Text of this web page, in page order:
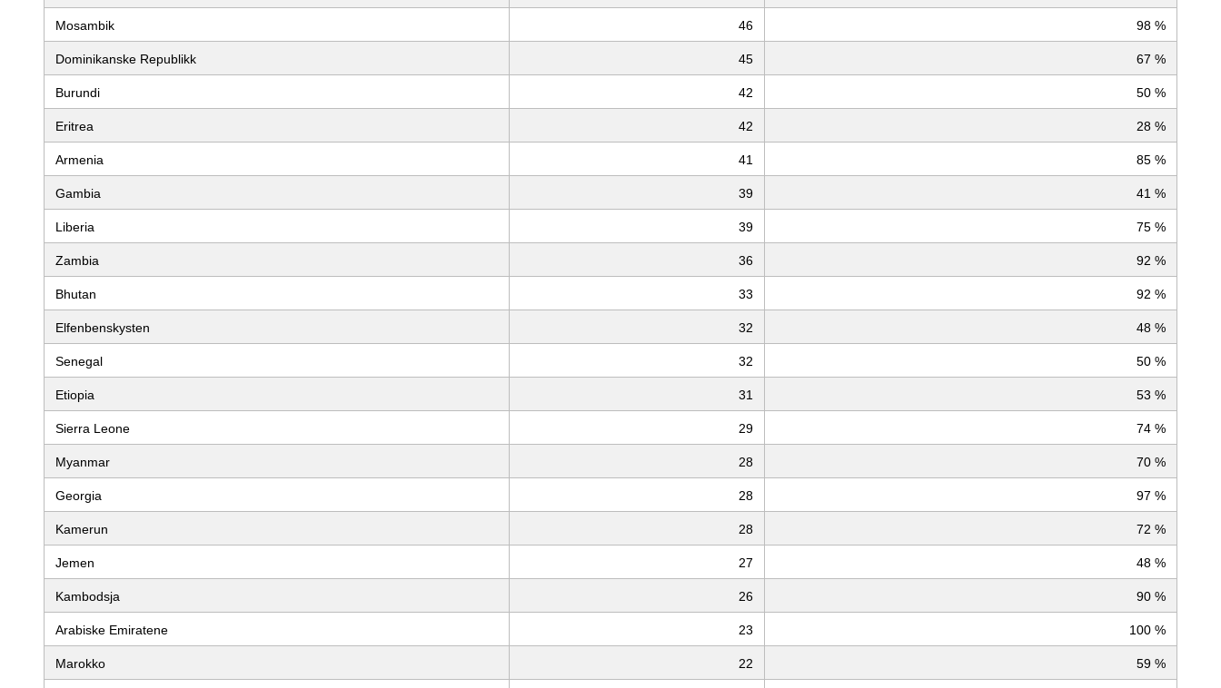
Mosambik 46 98 %
Dominikanske Republikk 45 67 %
Burundi 42 50 %
Eritrea 42 28 %
Armenia 41 85 %
Gambia 39 41 %
Liberia 39 75 %
Zambia 36 92 %
Bhutan 33 92 %
Elfenbenskysten 32 48 %
Senegal 32 50 %
Etiopia 31 53 %
Sierra Leone 29 74 %
Myanmar 28 70 %
Georgia 28 97 %
Kamerun 28 72 %
Jemen 27 48 %
Kambodsja 26 90 %
Arabiske Emiratene 23 100 %
Marokko 22 59 %